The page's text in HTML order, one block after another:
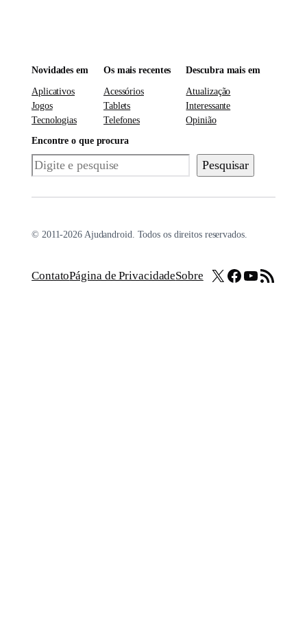
Novidades em
Aplicativos
Jogos
Tecnologias
Os mais recentes
Acessórios
Tablets
Telefones
Descubra mais em
Atualização
Interessante
Opinião
Encontre o que procura
Pesquisar Pesquisar
© 2011-2026 Ajudandroid. Todos os direitos reservados.
ContatoPágina de PrivacidadeSobre X Facebook
Youtube
Feed RSS